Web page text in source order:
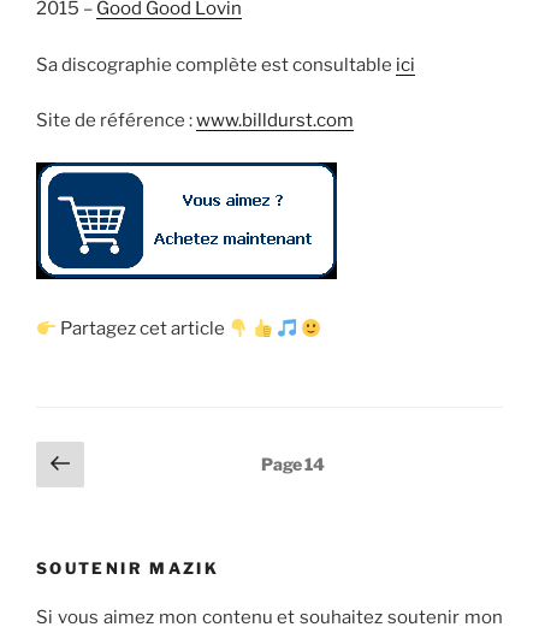
2015 – Good Good Lovin
Sa discographie complète est consultable ici
Site de référence :www.billdurst.com
Partagez cet article
Pagination
des
Page
précédente
Page14
SOUTENIR MAZIK
Si vous aimez mon contenu et souhaitez soutenir mon